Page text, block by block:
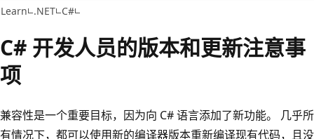
Learn .NET C#
C# 开发人员的版本和更新注意事
项
兼容性是一个重要目标，因为向 C# 语言添加了新功能。 几乎所
有情况下，都可以使用新的编译器版本重新编译现有代码，且没